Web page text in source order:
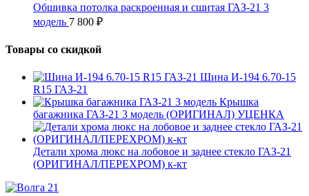
Обшивка потолка раскроенная и сшитая ГАЗ-21 3
модель 7 800 ₽
Товары со скидкой
Шина И-194 6.70-15
R15 ГАЗ-21
Крышка
багажника ГАЗ-21 3 модель (ОРИГИНАЛ) УЦЕНКА
Детали хрома люкс на лобовое и заднее стекло ГАЗ-21
(ОРИГИНАЛ/ПЕРЕХРОМ) к-кт